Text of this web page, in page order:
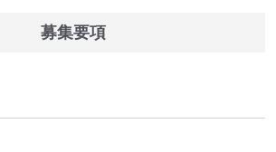
募集要項